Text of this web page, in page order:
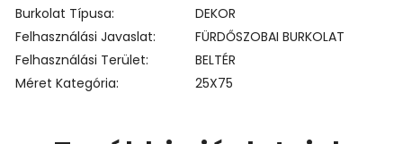
Burkolat Típusa
DEKOR
Felhasználási Javaslat
FÜRDŐSZOBAI BURKOLAT
Felhasználási Terület
BELTÉR
Méret Kategória
25X75